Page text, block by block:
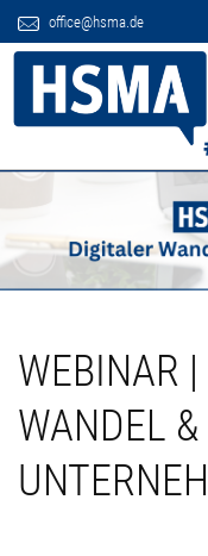
office@hsma.de
WEBINAR
WANDEL &